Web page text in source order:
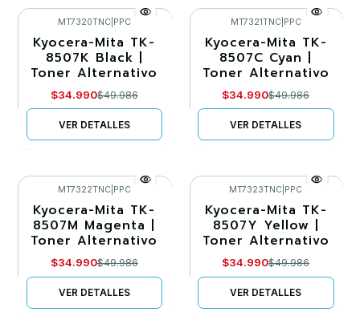
-30%
Agotado
MT7320TNC| PPC
Kyocera-Mita TK-
8507K Black |
Toner Alternativo
$34.990$49.986
VER DETALLES
-30%
Agotado
MT7321TNC| PPC
Kyocera-Mita TK-
8507C Cyan |
Toner Alternativo
$34.990$49.986
VER DETALLES
-30%
Agotado
MT7322TNC| PPC
Kyocera-Mita TK-
8507M Magenta |
Toner Alternativo
$34.990$49.986
VER DETALLES
-30%
Agotado
MT7323TNC PPC
Kyocera-Mita TK-
8507Y Yellow |
Toner Alternativo
$34.990$49.986
VER DETALLES